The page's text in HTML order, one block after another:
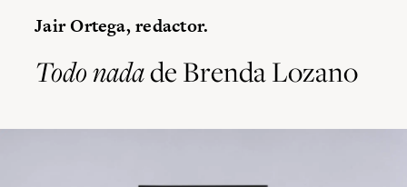
Jair Ortega, redactor.
Todo nadade Brenda Lozano